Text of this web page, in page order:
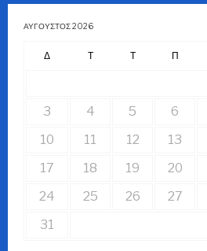
ΑΎΓΟΥΣΤΟΣ 2026
Δ Τ Τ Π
3
4 5 6
10
11 12 13
17
18 19 20
24
25 26 27
31